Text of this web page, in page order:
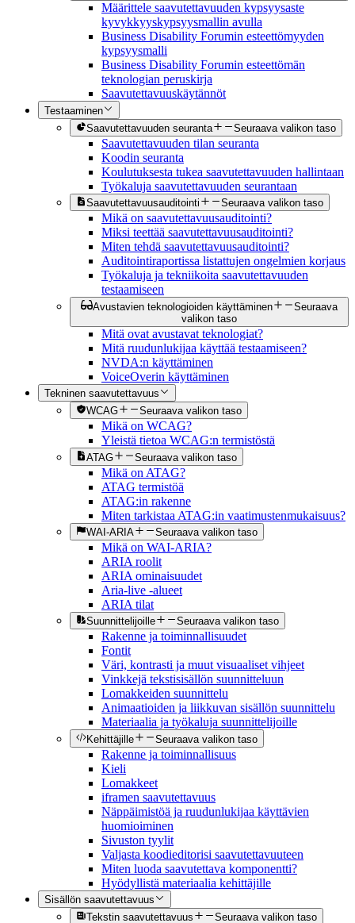
Määrittele saavutettavuuden kypsyysaste
kyvykkyyskypsyysmallin avulla
Business Disability Forumin esteettömyyden
kypsyysmalli
Business Disability Forumin esteettömän
teknologian peruskirja
Saavutettavuuskäytännöt
Testaaminen
Saavutettavuuden seuranta
Seuraava valikon taso
Saavutettavuuden tilan seuranta
Koodin seuranta
Koulutuksesta tukea saavutettavuuden hallintaan
Työkaluja saavutettavuuden seurantaan
Saavutettavuusauditointi Seuraava valikon taso
Mikä on saavutettavuusauditointi?
Miksi teettää saavutettavuusauditointi?
Miten tehdä saavutettavuusauditointi?
Auditointiraportissa listattujen ongelmien korjaus
Työkaluja ja tekniikoita saavutettavuuden
testaamiseen
Avustavien teknologioiden käyttäminen
Seuraava
valikon taso
Mitä ovat avustavat teknologiat?
Mitä ruudunlukijaa käyttää testaamiseen?
NVDA:n käyttäminen
VoiceOverin käyttäminen
Tekninen saavutettavuus
WCAG
Seuraava valikon taso
Mikä on WCAG?
Yleistä tietoa WCAG:n termistöstä
ATAG Seuraava valikon taso
Mikä on ATAG?
ATAG termistöä
ATAG:in rakenne
Miten tarkistaa ATAG:in vaatimustenmukaisuus?
WAI-ARIA Seuraava valikon taso
Mikä on WAI-ARIA?
ARIA roolit
ARIA ominaisuudet
Aria-live -alueet
ARIA tilat
Suunnittelijoille Seuraava valikon taso
Rakenne ja toiminnallisuudet
Fontit
Väri, kontrasti ja muut visuaaliset vihjeet
Vinkkejä tekstisisällön suunnitteluun
Lomakkeiden suunnittelu
Animaatioiden ja liikkuvan sisällön suunnittelu
Materiaalia ja työkaluja suunnittelijoille
Kehittäjille Seuraava valikon taso
Rakenne ja toiminnallisuus
Kieli
Lomakkeet
iframen saavutettavuus
Näppäimistöä ja ruudunlukijaa käyttävien
huomioiminen
Sivuston tyylit
Valjasta koodieditorisi saavutettavuuteen
Miten luoda saavutettava komponentti?
Hyödyllistä materiaalia kehittäjille
Sisällön saavutettavuus
Tekstin saavutettavuus
Seuraava valikon taso